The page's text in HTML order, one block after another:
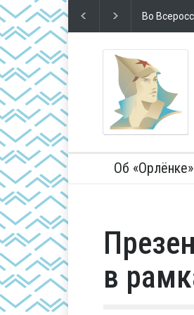
«Я петь
Об «Орлёнке»
в